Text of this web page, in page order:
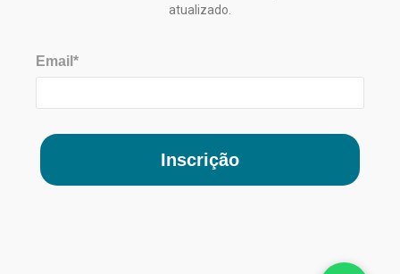
atualizado.
Email*
Inscrição